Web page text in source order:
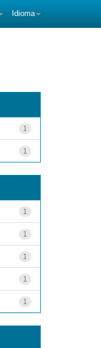
Idioma
1
1
1
1
1
1
1